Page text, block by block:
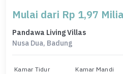
Mulai dari Rp 1,97
Pandawa Living Villas
Nusa Dua, Badung
Kamar Tidur Kamar Mandi